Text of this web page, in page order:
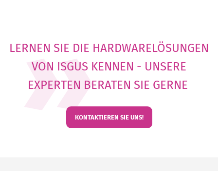
LERNEN SIE DIE HARDWARELÖSUNGEN
VON ISGUS KENNEN - UNSERE
EXPERTEN BERATEN SIE GERNE
KONTAKTIEREN SIE UNS!